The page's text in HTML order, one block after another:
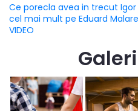
Ce porecla avea in trecut Igor
cel mai mult pe Eduard
VIDEO